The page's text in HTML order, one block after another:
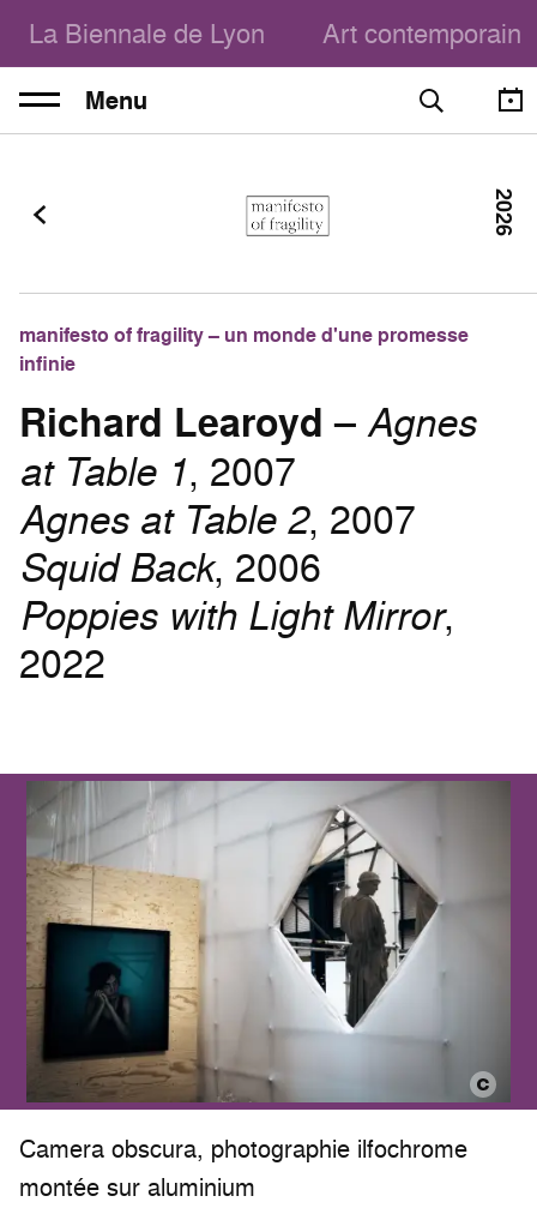
La Biennale de Lyon Art contemporain
Menu
manifesto of fragility – un monde d'une promesse
infinie
Richard Learoyd – Agnes
at Table 1, 2007
Agnes at Table 2, 2007
Squid Back, 2006
Poppies with Light Mirror,
2022
2026
Camera obscura, photographie ilfochrome
montée sur aluminium